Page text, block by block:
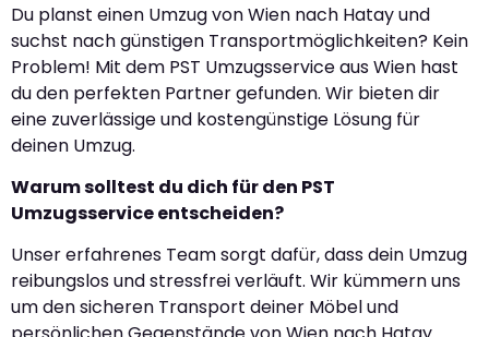
Du planst einen Umzug von Wien nach Hatay und
suchst nach günstigen Transportmöglichkeiten? Kein
Problem! Mit dem PST Umzugsservice aus Wien hast
du den perfekten Partner gefunden. Wir bieten dir
eine zuverlässige und kostengünstige Lösung für
deinen Umzug.
Warum solltest du dich für den PST
Umzugsservice entscheiden?
Unser erfahrenes Team sorgt dafür, dass dein Umzug
reibungslos und stressfrei verläuft. Wir kümmern uns
um den sicheren Transport deiner Möbel und